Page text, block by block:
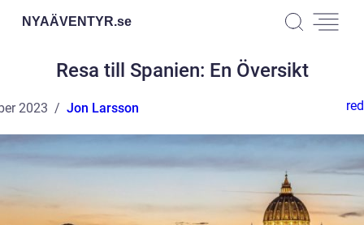
NYAÄVENTYR.se
Resa till Spanien: En Översikt
2023 Jon Larsson